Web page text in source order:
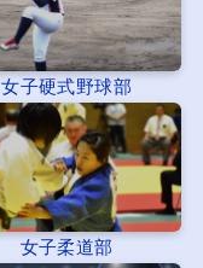
女子硬式野球部
女子柔道部